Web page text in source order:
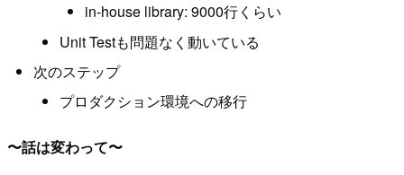
in-house library: 9000行くらい
Unit Testも問題なく動いている
次のステップ
プロダクション環境への移行
〜話は変わって〜